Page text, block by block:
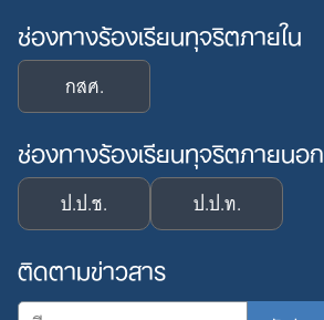
Search
for:
ช่องทางร้องเรียนทุจริตภายใน
กสศ.
ช่องทางร้องเรียนทุจริตภายนอก
ป.ป.ช. ป.ป.ท.
ติดตามข่าวสาร